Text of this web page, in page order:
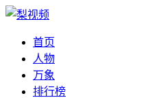
首页
人物
万象
排行榜